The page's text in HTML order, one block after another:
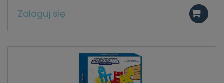
Zaloguj się